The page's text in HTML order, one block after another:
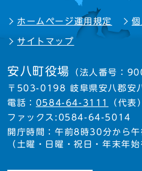
ホームページ運用規定
サイトマップ
安八町役場 （法人番号：
〒503-0198 岐阜県安八郡安
電話： 0584-64-3111
（代
ファックス:0584-64-5014
開庁時間：午前8時30分から
（土曜・日曜・祝日・年末年始